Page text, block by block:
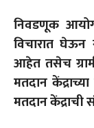
निवडणूक
विचारात घेऊन
आहेत तसेच
मतदान
मतदान